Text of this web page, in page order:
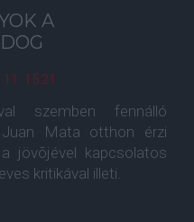
A
15:21
szemben fennálló
Juan Mata otthon érzi
jövõjével kapcsolatos
kritikával illeti.